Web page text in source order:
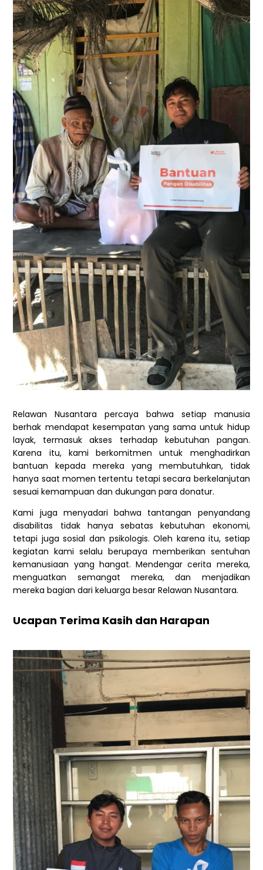
Relawan Nusantara percaya bahwa setiap manusia
berhak mendapat kesempatan yang sama untuk hidup
layak, termasuk akses terhadap kebutuhan pangan.
Karena itu, kami berkomitmen untuk menghadirkan
bantuan kepada mereka yang membutuhkan, tidak
hanya saat momen tertentu tetapi secara berkelanjutan
sesuai kemampuan dan dukungan para donatur.
Kami juga menyadari bahwa tantangan penyandang
disabilitas tidak hanya sebatas kebutuhan ekonomi,
tetapi juga sosial dan psikologis. Oleh karena itu, setiap
kegiatan kami selalu berupaya memberikan sentuhan
kemanusiaan yang hangat. Mendengar cerita mereka,
menguatkan semangat mereka, dan menjadikan
mereka bagian dari keluarga besar Relawan Nusantara.
Ucapan Terima Kasih dan Harapan